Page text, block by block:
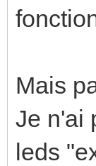
Mais
Je n'ai
leds